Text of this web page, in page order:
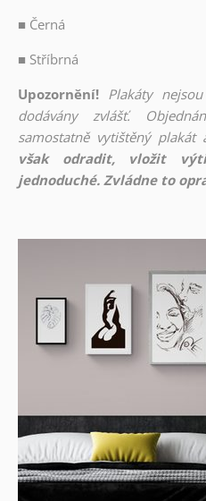
■ Černá
■ Stříbrná
Upozornění! Plakáty
dodávány zvlášť.
samostatně vytištěný plakát
však odradit, vložit
jednoduché. Zvládne to